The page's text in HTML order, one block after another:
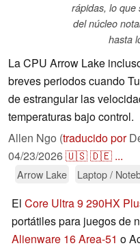
rápidas, lo que
del núcleo
hasta
La CPU Arrow Lake
breves periodos cuando
de estrangular las
temperaturas bajo control.
Allen Ngo (traducido por
04/23/2026🇺🇸🇩🇪 ...
Arrow Lake Laptop /
El Core Ultra 9 290HX
portátiles para juegos de
Alienware 16 Area-51 o